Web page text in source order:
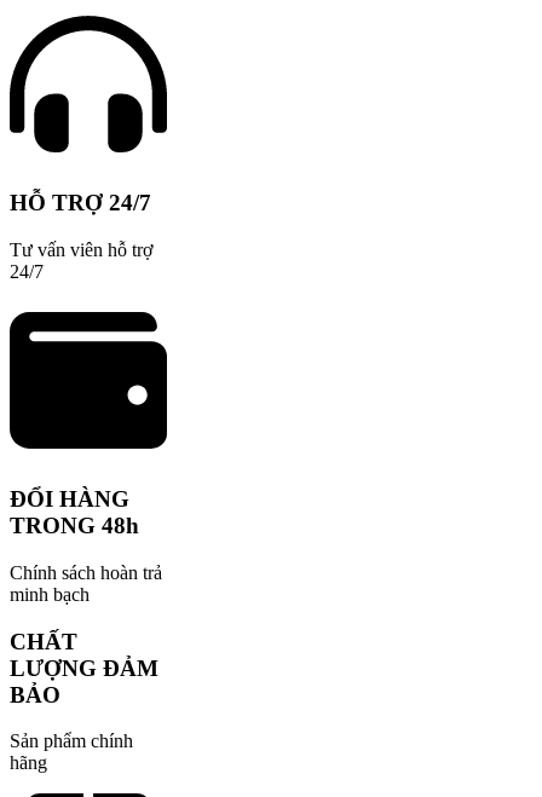
HỖ TRỢ 24/7
Tư vấn viên hỗ trợ
24/7
ĐỔI HÀNG
TRONG 48h
Chính sách hoàn trả
minh bạch
CHẤT
LƯỢNG ĐẢM
BẢO
Sản phẩm chính
hãng